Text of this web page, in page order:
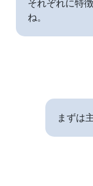
それぞれに特
ね。
まずは